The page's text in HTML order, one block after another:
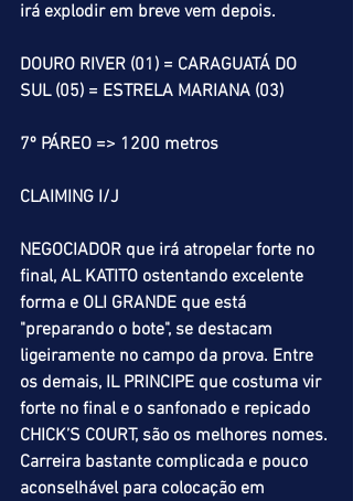
irá explodir em breve vem depois.
DOURO RIVER (01) = CARAGUATÁ DO
SUL (05) = ESTRELA MARIANA (03)
7º PÁREO => 1200 metros
CLAIMING I/J
NEGOCIADOR que irá atropelar forte no
final, AL KATITO ostentando excelente
forma e OLI GRANDE que está
"preparando o bote", se destacam
ligeiramente no campo da prova. Entre
os demais, IL PRINCIPE que costuma vir
forte no final e o sanfonado e repicado
CHICK’S COURT, são os melhores nomes.
Carreira bastante complicada e pouco
aconselhável para colocação em